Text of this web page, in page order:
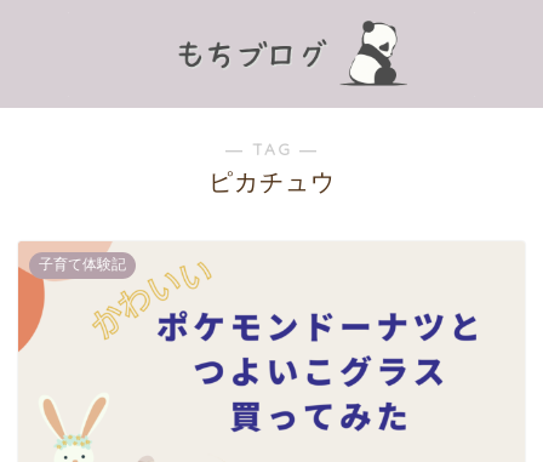
― TAG ―
ピカチュウ
子育て体験記